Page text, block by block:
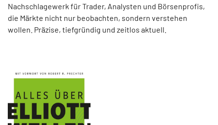
Nachschlagewerk für Trader, Analysten und Börsenprofis,
die Märkte nicht nur beobachten, sondern verstehen
wollen. Präzise, tiefgründig und zeitlos aktuell.